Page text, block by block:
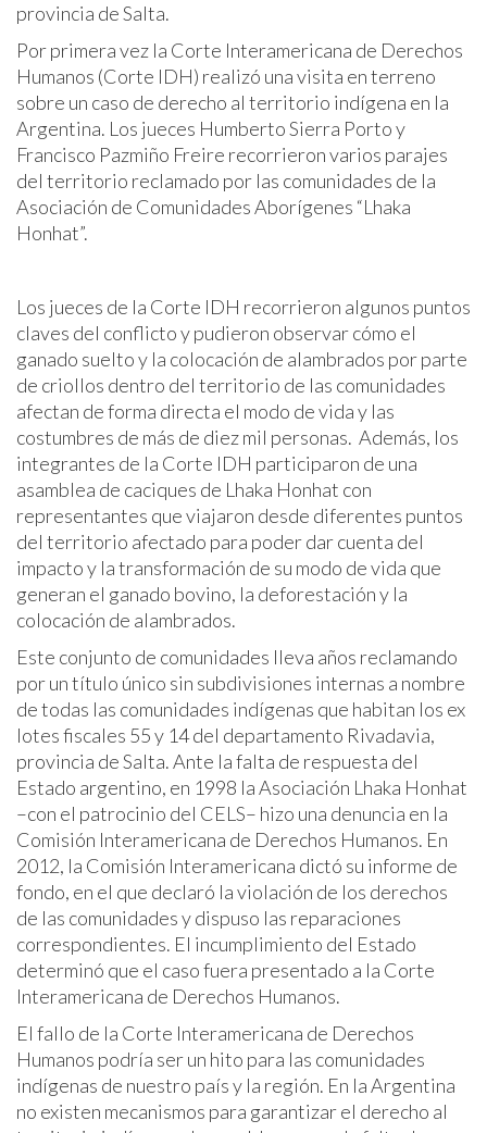
provincia de Salta.
Por primera vez la Corte Interamericana de Derechos
Humanos (Corte IDH) realizó una visita en terreno
sobre un caso de derecho al territorio indígena en la
Argentina. Los jueces Humberto Sierra Porto y
Francisco Pazmiño Freire recorrieron varios parajes
del territorio reclamado por las comunidades de la
Asociación de Comunidades Aborígenes “Lhaka
Honhat”.
Los jueces de la Corte IDH recorrieron algunos puntos
claves del conflicto y pudieron observar cómo el
ganado suelto y la colocación de alambrados por parte
de criollos dentro del territorio de las comunidades
afectan de forma directa el modo de vida y las
costumbres de más de diez mil personas. Además, los
integrantes de la Corte IDH participaron de una
asamblea de caciques de Lhaka Honhat con
representantes que viajaron desde diferentes puntos
del territorio afectado para poder dar cuenta del
impacto y la transformación de su modo de vida que
generan el ganado bovino, la deforestación y la
colocación de alambrados.
Este conjunto de comunidades lleva años reclamando
por un título único sin subdivisiones internas a nombre
de todas las comunidades indígenas que habitan los ex
lotes fiscales 55 y 14 del departamento Rivadavia,
provincia de Salta. Ante la falta de respuesta del
Estado argentino, en 1998 la Asociación Lhaka Honhat
–con el patrocinio del CELS– hizo una denuncia en la
Comisión Interamericana de Derechos Humanos. En
2012, la Comisión Interamericana dictó su informe de
fondo, en el que declaró la violación de los derechos
de las comunidades y dispuso las reparaciones
correspondientes. El incumplimiento del Estado
determinó que el caso fuera presentado a la Corte
Interamericana de Derechos Humanos.
El fallo de la Corte Interamericana de Derechos
Humanos podría ser un hito para las comunidades
indígenas de nuestro país y la región. En la Argentina
no existen mecanismos para garantizar el derecho al